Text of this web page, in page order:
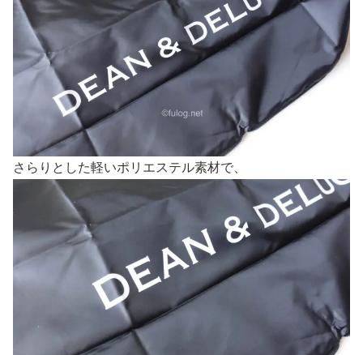
さらりとした軽いポリエステル素材で、